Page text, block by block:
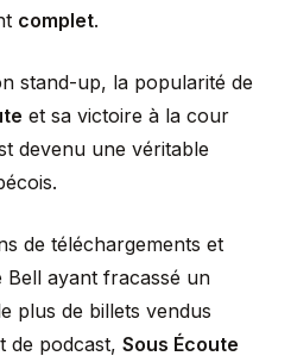
complet.
stand-up, la popularité de
et sa victoire à la cour
devenu une véritable
de téléchargements et
Bell ayant fracassé un
plus de billets vendus
de podcast, Sous Écoute